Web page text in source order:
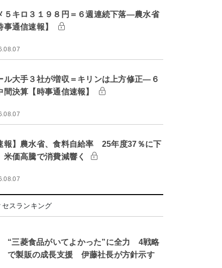
５キロ３１９８円＝６週連続下落―農水省
事通信速報】
ル大手３社が増収＝キリンは上方修正―６
間決算【時事通信速報】
報】農水省、食料自給率 25年度37％に下
価高騰で消費減響く
セスランキング
“三菱食品がいてよかった”に全力 4戦略
で製販の成長支援 伊藤社長が方針示す